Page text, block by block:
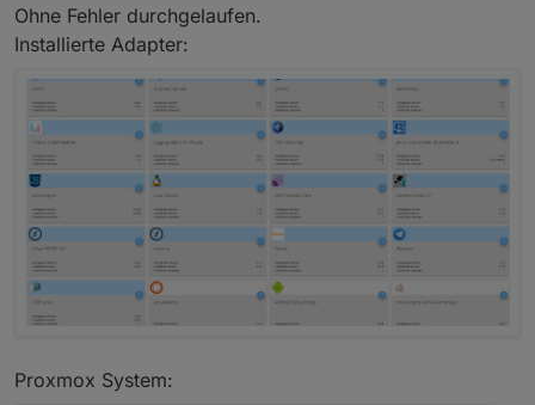
Ohne Fehler durchgelaufen.
Installierte Adapter:
Proxmox System: